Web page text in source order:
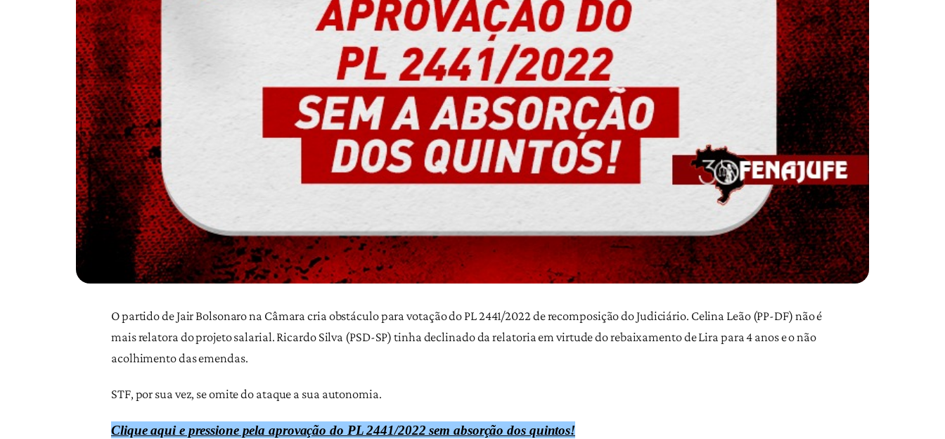
O partido de Jair Bolsonaro na Câmara cria obstáculo para votação do PL 2441/2022 de recomposição do Judiciário. Celina Leão (PP-DF) não é
mais relatora do projeto salarial. Ricardo Silva (PSD-SP) tinha declinado da relatoria em virtude do rebaixamento de Lira para 4 anos e o não
acolhimento das emendas.
STF, por sua vez, se omite do ataque a sua autonomia.
Clique aqui e pressione pela aprovação do PL 2441/2022 sem absorção dos quintos!